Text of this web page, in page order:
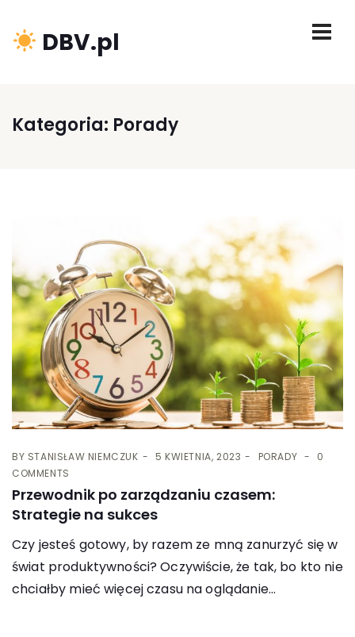
DBV.pl
Kategoria: Porady
BY STANISŁAW NIEMCZUK 5 KWIETNIA, 2023 PORADY
0
COMMENTS
Przewodnik po zarządzaniu czasem:
Strategie na sukces
Czy jesteś gotowy, by razem ze mną zanurzyć się w
świat produktywności? Oczywiście, że tak, bo kto nie
chciałby mieć więcej czasu na oglądanie...